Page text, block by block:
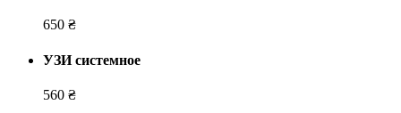
650 ₴
УЗИ системное
560 ₴